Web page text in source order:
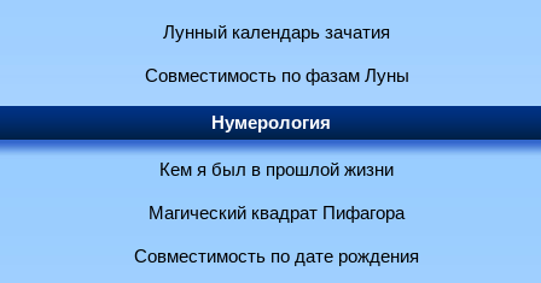
Лунный календарь зачатия
Совместимость по фазам Луны
Нумерология
Кем я был в прошлой жизни
Магический квадрат Пифагора
Совместимость по дате рождения